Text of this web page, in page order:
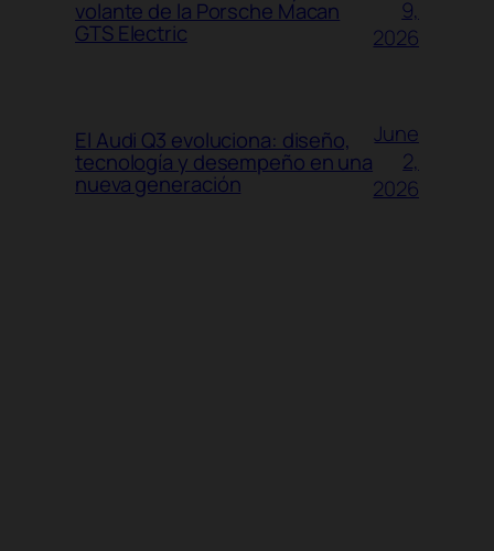
volante de la Porsche Macan
GTS Electric
9,
2026
El Audi Q3 evoluciona: diseño,
tecnología y desempeño en una
nueva generación
June
2,
2026